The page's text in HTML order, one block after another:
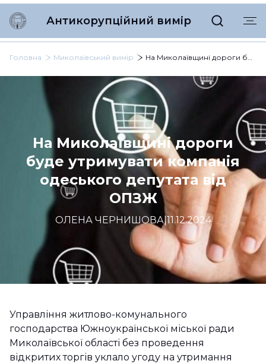
Антикорупційний вимір
Головна Миколаївський вимір На Миколаївщині дороги буде утримувати компанія одеського депутата від ОПЗЖ
На Миколаївщині дороги
буде утримувати компанія
одеського депутата від
ОПЗЖ
ОЛЕНА ЧЕРНИШОВА|11.12.2024
Управління житлово-комунального
господарства Южноукраїнської міської ради
Миколаївської області без проведення
відкритих торгів уклало угоду на утримання